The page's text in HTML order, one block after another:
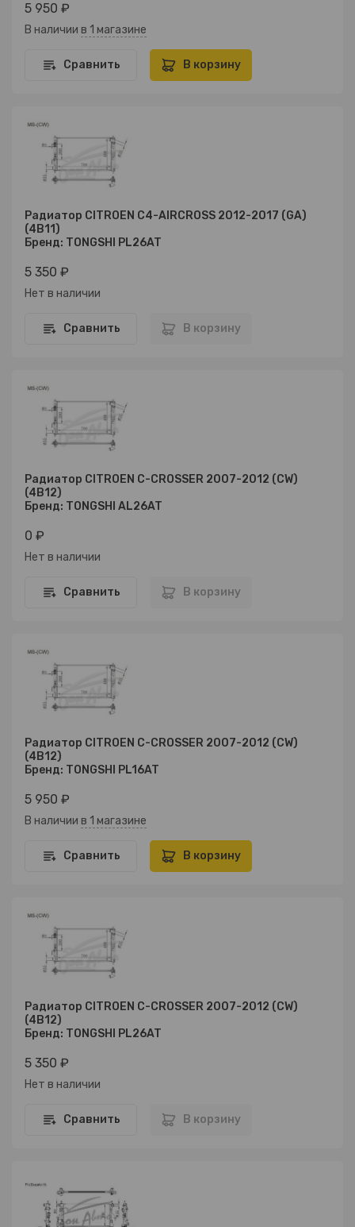
5 950 ₽
В наличии в 1 магазине
Сравнить В корзину
Радиатор CITROEN C4-AIRCROSS 2012-2017 (GA)
(4B11)
Бренд: TONGSHI PL26AT
5 350 ₽
Нет в наличии
Сравнить В корзину
Радиатор CITROEN C-CROSSER 2007-2012 (CW)
(4B12)
Бренд: TONGSHI AL26AT
0 ₽
Нет в наличии
Сравнить В корзину
Радиатор CITROEN C-CROSSER 2007-2012 (CW)
(4B12)
Бренд: TONGSHI PL16AT
5 950 ₽
В наличии в 1 магазине
Сравнить В корзину
Радиатор CITROEN C-CROSSER 2007-2012 (CW)
(4B12)
Бренд: TONGSHI PL26AT
5 350 ₽
Нет в наличии
Сравнить В корзину